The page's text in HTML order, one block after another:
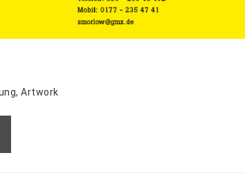
Artwork